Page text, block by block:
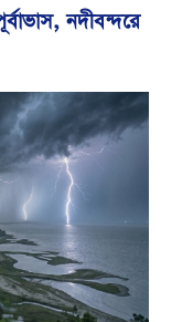
নদীবন্দরে